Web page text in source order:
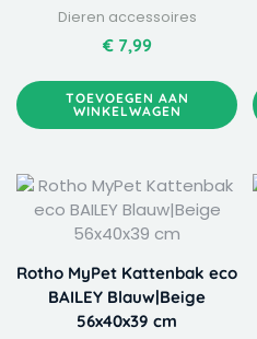
Dieren accessoires
€7,99
TOEVOEGEN AAN
WINKELWAGEN
Rotho MyPet Kattenbak eco
BAILEY Blauw|Beige
56x40x39 cm